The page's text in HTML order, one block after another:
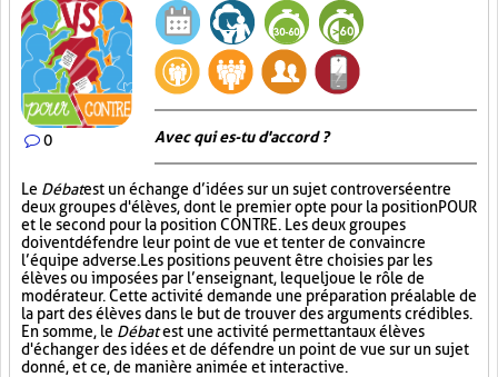
0 Avec qui es-tu d'accord ?
Le Débatest un échange d’idées sur un sujet controversé entre
deux groupes d'élèves, dont le premier opte pour la position POUR
et le second pour la position CONTRE. Les deux groupes
doivent défendre leur point de vue et tenter de convaincre
l’équipe adverse. Les positions peuvent être choisies par les
élèves ou imposées par l’enseignant, lequel joue le rôle de
modérateur. Cette activité demande une préparation préalable de
la part des élèves dans le but de trouver des arguments crédibles.
En somme, le Débatest une activité permettant aux élèves
d'échanger des idées et de défendre un point de vue sur un sujet
donné, et ce, de manière animée et interactive.